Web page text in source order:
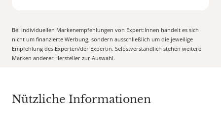
Bei individuellen Markenempfehlungen von Expert:Innen handelt es sich
nicht um finanzierte Werbung, sondern ausschließlich um die jeweilige
Empfehlung des Experten/der Expertin. Selbstverständlich stehen weitere
Marken anderer Hersteller zur Auswahl.
Nützliche Informationen